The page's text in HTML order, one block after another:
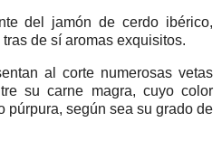
del jamón de cerdo ibérico,
de sí aromas exquisitos.
al corte numerosas vetas
su carne magra, cuyo color
púrpura, según sea su grado de